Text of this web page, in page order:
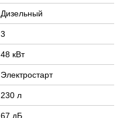
Дизельный
3
48 кВт
Электростарт
230 л
67 дБ